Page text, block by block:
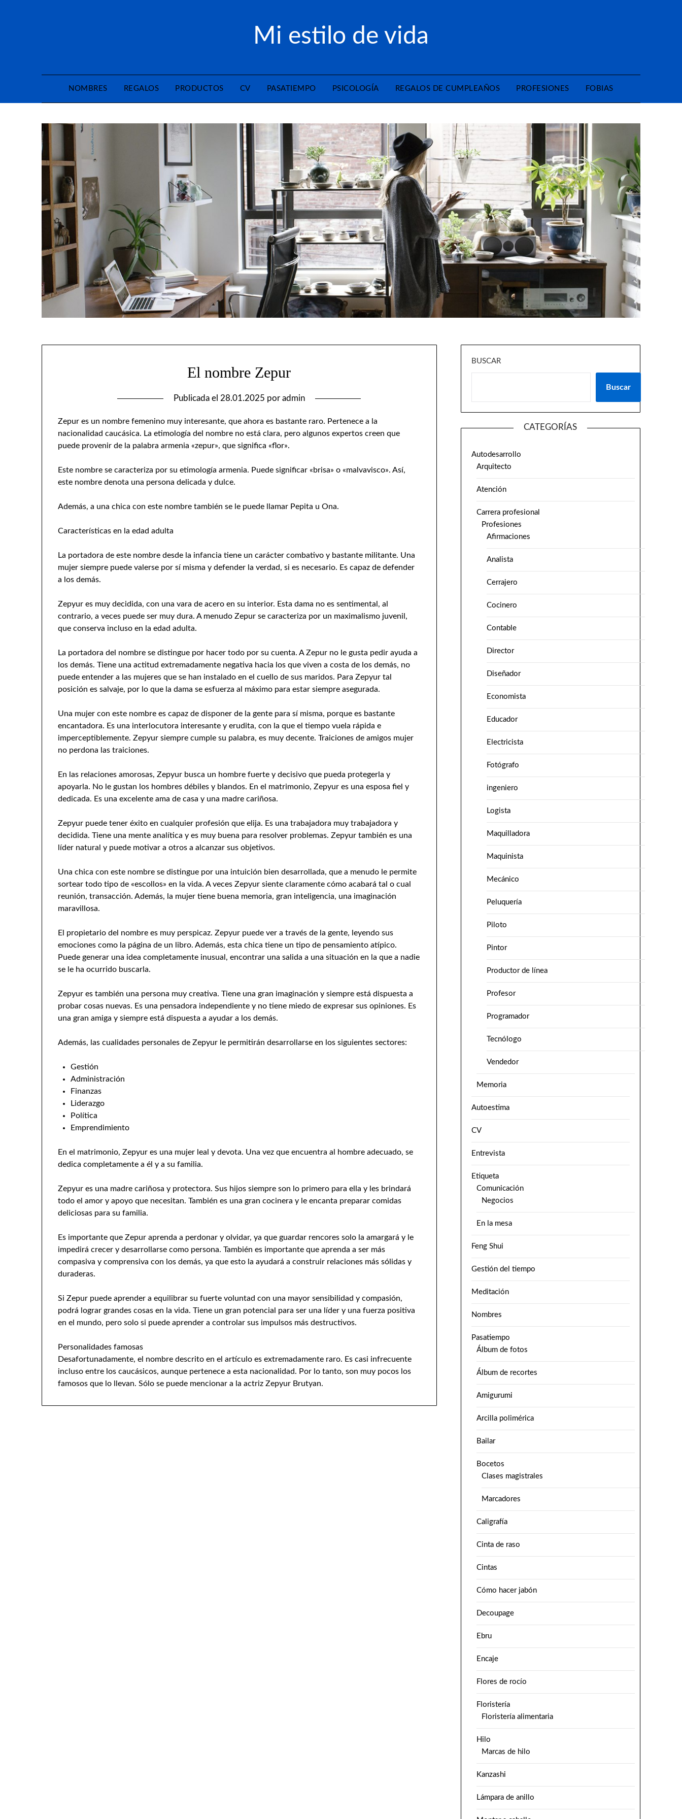
Mi estilo de vida
NOMBRES REGALOS PRODUCTOS CV PASATIEMPO PSICOLOGÍA REGALOS DE CUMPLEAÑOS PROFESIONES FOBIAS
El nombre Zepur
Publicada el 28.01.2025 por admin
Zepur es un nombre femenino muy interesante, que ahora es bastante raro. Pertenece a la
nacionalidad caucásica. La etimología del nombre no está clara, pero algunos expertos creen que
puede provenir de la palabra armenia «zepur», que significa «flor».
Este nombre se caracteriza por su etimología armenia. Puede significar «brisa» o «malvavisco». Así,
este nombre denota una persona delicada y dulce.
Además, a una chica con este nombre también se le puede llamar Pepita u Ona.
Características en la edad adulta
La portadora de este nombre desde la infancia tiene un carácter combativo y bastante militante. Una
mujer siempre puede valerse por sí misma y defender la verdad, si es necesario. Es capaz de defender
a los demás.
Zepyur es muy decidida, con una vara de acero en su interior. Esta dama no es sentimental, al
contrario, a veces puede ser muy dura. A menudo Zepur se caracteriza por un maximalismo juvenil,
que conserva incluso en la edad adulta.
La portadora del nombre se distingue por hacer todo por su cuenta. A Zepur no le gusta pedir ayuda a
los demás. Tiene una actitud extremadamente negativa hacia los que viven a costa de los demás, no
puede entender a las mujeres que se han instalado en el cuello de sus maridos. Para Zepyur tal
posición es salvaje, por lo que la dama se esfuerza al máximo para estar siempre asegurada.
Una mujer con este nombre es capaz de disponer de la gente para sí misma, porque es bastante
encantadora. Es una interlocutora interesante y erudita, con la que el tiempo vuela rápida e
imperceptiblemente. Zepyur siempre cumple su palabra, es muy decente. Traiciones de amigos mujer
no perdona las traiciones.
En las relaciones amorosas, Zepyur busca un hombre fuerte y decisivo que pueda protegerla y
apoyarla. No le gustan los hombres débiles y blandos. En el matrimonio, Zepyur es una esposa fiel y
dedicada. Es una excelente ama de casa y una madre cariñosa.
Zepyur puede tener éxito en cualquier profesión que elija. Es una trabajadora muy trabajadora y
decidida. Tiene una mente analítica y es muy buena para resolver problemas. Zepyur también es una
líder natural y puede motivar a otros a alcanzar sus objetivos.
Una chica con este nombre se distingue por una intuición bien desarrollada, que a menudo le permite
sortear todo tipo de «escollos» en la vida. A veces Zepyur siente claramente cómo acabará tal o cual
reunión, transacción. Además, la mujer tiene buena memoria, gran inteligencia, una imaginación
maravillosa.
El propietario del nombre es muy perspicaz. Zepyur puede ver a través de la gente, leyendo sus
emociones como la página de un libro. Además, esta chica tiene un tipo de pensamiento atípico.
Puede generar una idea completamente inusual, encontrar una salida a una situación en la que a nadie
se le ha ocurrido buscarla.
Zepyur es también una persona muy creativa. Tiene una gran imaginación y siempre está dispuesta a
probar cosas nuevas. Es una pensadora independiente y no tiene miedo de expresar sus opiniones. Es
una gran amiga y siempre está dispuesta a ayudar a los demás.
Además, las cualidades personales de Zepyur le permitirán desarrollarse en los siguientes sectores:
Gestión
Administración
Finanzas
Liderazgo
Política
Emprendimiento
En el matrimonio, Zepyur es una mujer leal y devota. Una vez que encuentra al hombre adecuado, se
dedica completamente a él y a su familia.
Zepyur es una madre cariñosa y protectora. Sus hijos siempre son lo primero para ella y les brindará
todo el amor y apoyo que necesitan. También es una gran cocinera y le encanta preparar comidas
deliciosas para su familia.
Es importante que Zepur aprenda a perdonar y olvidar, ya que guardar rencores solo la amargará y le
impedirá crecer y desarrollarse como persona. También es importante que aprenda a ser más
compasiva y comprensiva con los demás, ya que esto la ayudará a construir relaciones más sólidas y
duraderas.
Si Zepur puede aprender a equilibrar su fuerte voluntad con una mayor sensibilidad y compasión,
podrá lograr grandes cosas en la vida. Tiene un gran potencial para ser una líder y una fuerza positiva
en el mundo, pero solo si puede aprender a controlar sus impulsos más destructivos.
Personalidades famosas
Desafortunadamente, el nombre descrito en el artículo es extremadamente raro. Es casi infrecuente
incluso entre los caucásicos, aunque pertenece a esta nacionalidad. Por lo tanto, son muy pocos los
famosos que lo llevan. Sólo se puede mencionar a la actriz Zepyur Brutyan.
BUSCAR
Buscar
CATEGORÍAS
Autodesarrollo
Arquitecto
Atención
Carrera profesional
Profesiones
Afirmaciones
Analista
Cerrajero
Cocinero
Contable
Director
Diseñador
Economista
Educador
Electricista
Fotógrafo
ingeniero
Logista
Maquilladora
Maquinista
Mecánico
Peluquería
Piloto
Pintor
Productor de línea
Profesor
Programador
Tecnólogo
Vendedor
Memoria
Autoestima
CV
Entrevista
Etiqueta
Comunicación
Negocios
En la mesa
Feng Shui
Gestión del tiempo
Meditación
Nombres
Pasatiempo
Álbum de fotos
Álbum de recortes
Amigurumi
Arcilla polimérica
Bailar
Bocetos
Clases magistrales
Marcadores
Caligrafía
Cinta de raso
Cintas
Cómo hacer jabón
Decoupage
Ebru
Encaje
Flores de rocío
Floristería
Floristería alimentaria
Hilo
Marcas de hilo
Kanzashi
Lámpara de anillo